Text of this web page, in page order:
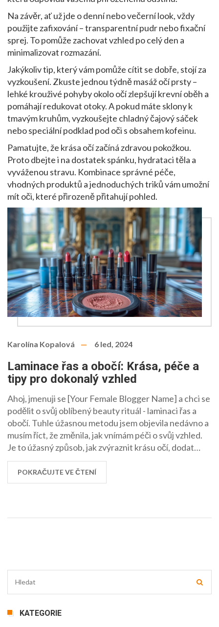
Na závěr, ať už jde o denní nebo večerní look, vždy
použijte zafixování – transparentní pudr nebo fixační
sprej. To pomůže zachovat vzhled po celý den a
minimalizovat rozmazání.
Jakýkoliv tip, který vám pomůže cítit se dobře, stojí za
vyzkoušení. Zkuste jednou týdně masáž očí prsty –
lehké krouživé pohyby okolo očí zlepšují krevní oběh a
pomáhají redukovat otoky. A pokud máte sklony k
tmavým kruhům, vyzkoušejte chladný čajový sáček
nebo speciální podklad pod oči s obsahem kofeinu.
Pamatujte, že krása očí začíná zdravou pokožkou.
Proto dbejte i na dostatek spánku, hydrataci těla a
vyváženou stravu. Kombinace správné péče,
vhodných produktů a jednoduchých triků vám umožní
mít oči, které přirozeně přitahují pohled.
Karolína Kopalová 6 led, 2024
Laminace řas a obočí: Krása, péče a
tipy pro dokonalý vzhled
Ahoj, jmenuji se [Your Female Blogger Name] a chci se
podělit o svůj oblíbený beauty rituál - laminaci řas a
obočí. Tuhle úžasnou metodu jsem objevila nedávno a
musím říct, že změnila, jak vnímám péči o svůj vzhled.
Je to úžasný způsob, jak zvýraznit krásu očí, dodat
řasám a obočí ten správný tvar a udržet je ve skvělé
kondici dlouhodobě. V tomhle článku se podělím nejen
o své zkušenosti, ale také o tipy, jak laminaci řas a obočí
to, ať můžeme společně objevovat, jak si zpříjemnit
POKRAČUJTE VE ČTENÍ
KATEGORIE